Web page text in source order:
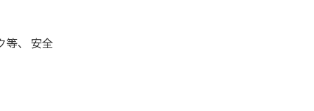
等、 安全